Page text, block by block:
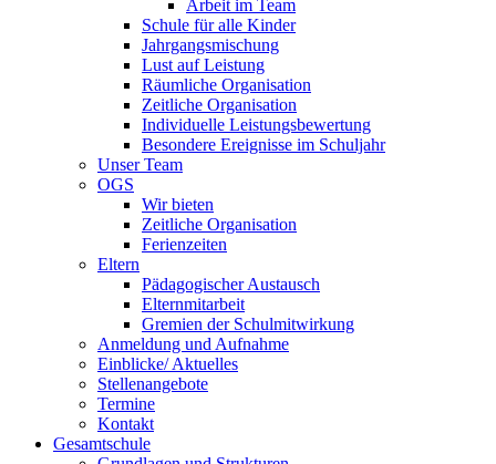
Arbeit im Team
Schule für alle Kinder
Jahrgangsmischung
Lust auf Leistung
Räumliche Organisation
Zeitliche Organisation
Individuelle Leistungsbewertung
Besondere Ereignisse im Schuljahr
Unser Team
OGS
Wir bieten
Zeitliche Organisation
Ferienzeiten
Eltern
Pädagogischer Austausch
Elternmitarbeit
Gremien der Schulmitwirkung
Anmeldung und Aufnahme
Einblicke/ Aktuelles
Stellenangebote
Termine
Kontakt
Gesamtschule